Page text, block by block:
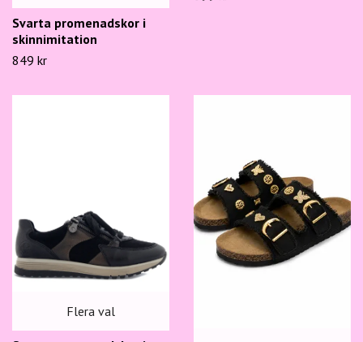
Svarta promenadskor i
skinnimitation
849 kr
Flera val